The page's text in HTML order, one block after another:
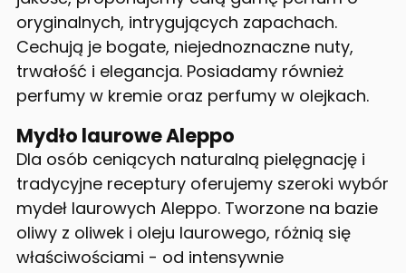
oryginalnych, intrygujących zapachach.
Cechują je bogate, niejednoznaczne nuty,
trwałość i elegancja. Posiadamy również
perfumy w kremie oraz perfumy w olejkach.
Mydło laurowe Aleppo
Dla osób ceniących naturalną pielęgnację i
tradycyjne receptury oferujemy szeroki wybór
mydeł laurowych Aleppo. Tworzone na bazie
oliwy z oliwek i oleju laurowego, różnią się
właściwościami - od intensywnie